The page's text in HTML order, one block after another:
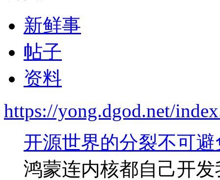
新鲜事
帖子
资料
https://yong.dgod.net/
开源世界的分裂不可
鸿蒙连内核都自己开